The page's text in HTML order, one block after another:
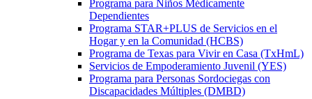
Programa para Niños Médicamente
Dependientes
Programa STAR+PLUS de Servicios en el
Hogar y en la Comunidad (HCBS)
Programa de Texas para Vivir en Casa (TxHmL)
Servicios de Empoderamiento Juvenil (YES)
Programa para Personas Sordociegas con
Discapacidades Múltiples (DMBD)